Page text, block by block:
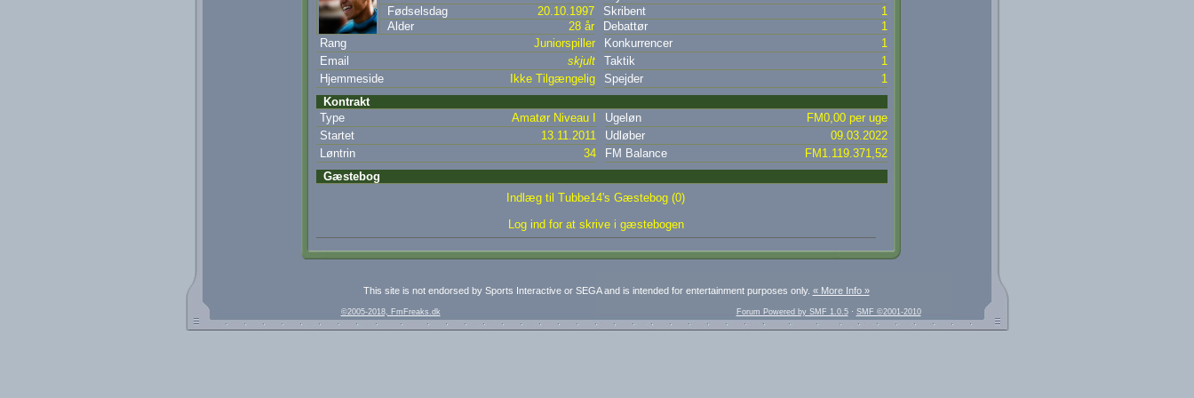
Fødselsdag
20.10.1997 Skribent
1
Alder
28 år Debattør
1
Rang
Juniorspiller Konkurrencer
1
Email
skjult Taktik
1
Hjemmeside
Ikke Tilgængelig Spejder
1
Kontrakt
Type
Amatør Niveau I Ugeløn
FM0,00 per uge
Startet
13.11.2011 Udløber
09.03.2022
Løntrin
34 FM Balance
FM1.119.371,52
Gæstebog
Indlæg til Tubbe14's Gæstebog (0)
Log ind for at skrive i gæstebogen
This site is not endorsed by Sports Interactive or SEGA and is intended for entertainment purposes only. « More Info »
©2005-2018, FmFreaks.dk Forum Powered by SMF 1.0.5· SMF ©2001-2010